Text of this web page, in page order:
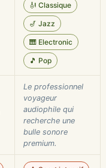
🎻 Classique
🎷 Jazz
🎹 Electronic
🎵 Pop
Le professionnel
voyageur
audiophile qui
recherche une
bulle sonore
premium.